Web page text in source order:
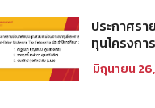
ประกาศร
ทุนโครงก
Tax
มิถุนายน